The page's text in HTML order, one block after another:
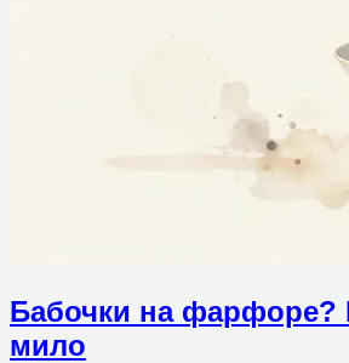
Бабочки на фарфоре?
мило